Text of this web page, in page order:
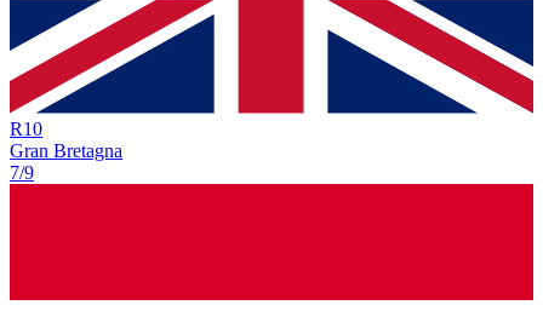
R10
Gran Bretagna
7/9